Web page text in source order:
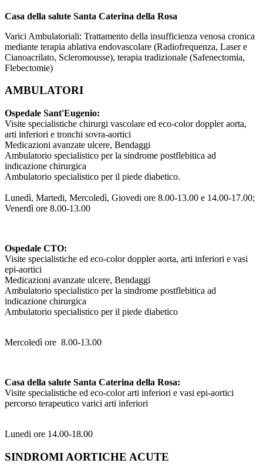
Casa della salute Santa Caterina della Rosa
Varici Ambulatoriali: Trattamento della insufficienza venosa cronica
mediante terapia ablativa endovascolare (Radiofrequenza, Laser e
Cianoacrilato, Scleromousse), terapia tradizionale (Safenectomia,
Flebectomie)
AMBULATORI
Ospedale Sant'Eugenio:
Visite specialistiche chirurgi vascolare ed eco-color doppler aorta,
arti inferiori e tronchi sovra-aortici
Medicazioni avanzate ulcere, Bendaggi
Ambulatorio specialistico per la sindrome postflebitica ad
indicazione chirurgica
Ambulatorio specialistico per il piede diabetico.
Lunedì, Martedi, Mercoledì, Giovedi ore 8.00-13.00 e 14.00-17.00;
Venerdì ore 8.00-13.00
Ospedale CTO:
Visite specialistiche ed eco-color doppler aorta, arti inferiori e vasi
epi-aortici
Medicazioni avanzate ulcere, Bendaggi
Ambulatorio specialistico per la sindrome postflebitica ad
indicazione chirurgica
Ambulatorio specialistico per il piede diabetico
Mercoledì ore 8.00-13.00
Casa della salute Santa Caterina della Rosa:
Visite specialistiche ed eco-color arti inferiori e vasi epi-aortici
percorso terapeutico varici arti inferiori
Lunedi ore 14.00-18.00
SINDROMI AORTICHE ACUTE